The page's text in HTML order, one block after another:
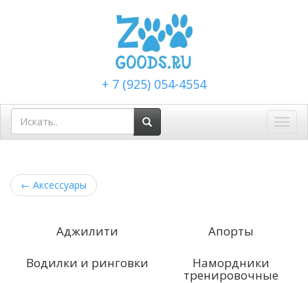
+ 7 (925) 054-4554
← Аксессуары
Аджилити
Апорты
Водилки и ринговки
Намордники
тренировочные